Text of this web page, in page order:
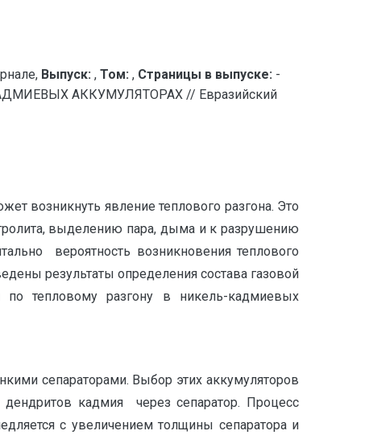
Выпуск: , Том: , Страницы в выпуске: -
АККУМУЛЯТОРАХ // Евразийский
возникнуть явление теплового разгона. Это
выделению пара, дыма и к разрушению
вероятность возникновения теплового
результаты определения состава газовой
тепловому разгону в никель-кадмиевых
сепараторами. Выбор этих аккумуляторов
дендритов кадмия через сепаратор. Процесс
с увеличением толщины сепаратора и